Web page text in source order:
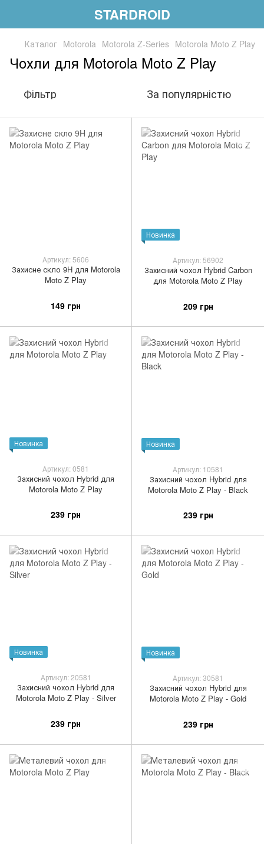
STARDROID
Каталог Motorola Motorola Z-Series Motorola Moto Z Play
Чохли для Motorola Moto Z Play
Фільтр За популярністю
Артикул: 5606
Захисне скло 9H для Motorola
Moto Z Play
149 грн
Новинка
Артикул: 56902
Захисний чохол Hybrid Carbon
для Motorola Moto Z Play
209 грн
Новинка
Артикул: 0581
Захисний чохол Hybrid для
Motorola Moto Z Play
239 грн
Новинка
Артикул: 10581
Захисний чохол Hybrid для
Motorola Moto Z Play - Black
239 грн
Новинка
Артикул: 20581
Захисний чохол Hybrid для
Motorola Moto Z Play - Silver
239 грн
Новинка
Артикул: 30581
Захисний чохол Hybrid для
Motorola Moto Z Play - Gold
239 грн